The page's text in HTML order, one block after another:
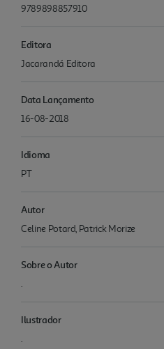
9789898857910
Editora
Jacarandá Editora
Data Lançamento
16-08-2018
Idioma
PT
Autor
Celine Potard, Patrick Morize
Sobre o Autor
.
Ilustrador
.